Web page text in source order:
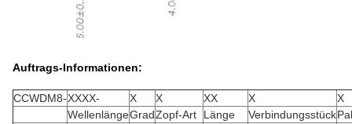
Auftrags-Informationen:
CCWDM8-XXXX- X X XX X
X
WellenlängeGradZopf-Art Länge Verbindungsstück